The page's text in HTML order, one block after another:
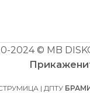
2024 © MB
| ДПТУ